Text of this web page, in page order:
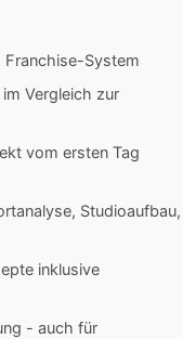
System
Vergleich zur
vom ersten Tag
Studioaufbau,
inklusive
- auch für